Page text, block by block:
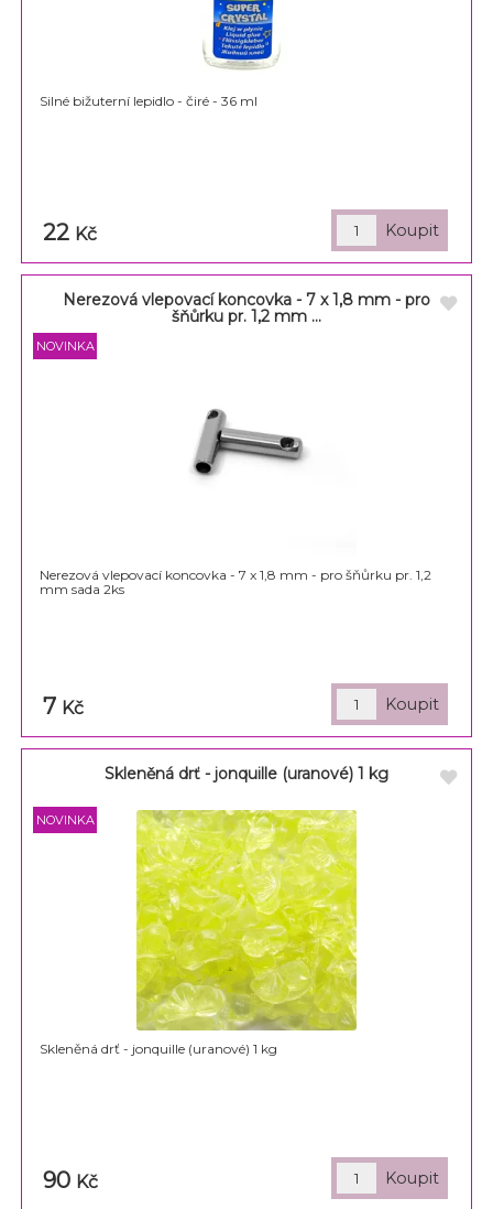
Silné bižuterní lepidlo - čiré - 36 ml
22 Kč
Nerezová vlepovací koncovka - 7 x 1,8 mm - pro
šňůrku pr. 1,2 mm ...
Nerezová vlepovací koncovka - 7 x 1,8 mm - pro šňůrku pr. 1,2
mm sada 2ks
7 Kč
Skleněná drť - jonquille (uranové) 1 kg
Skleněná drť - jonquille (uranové) 1 kg
90 Kč